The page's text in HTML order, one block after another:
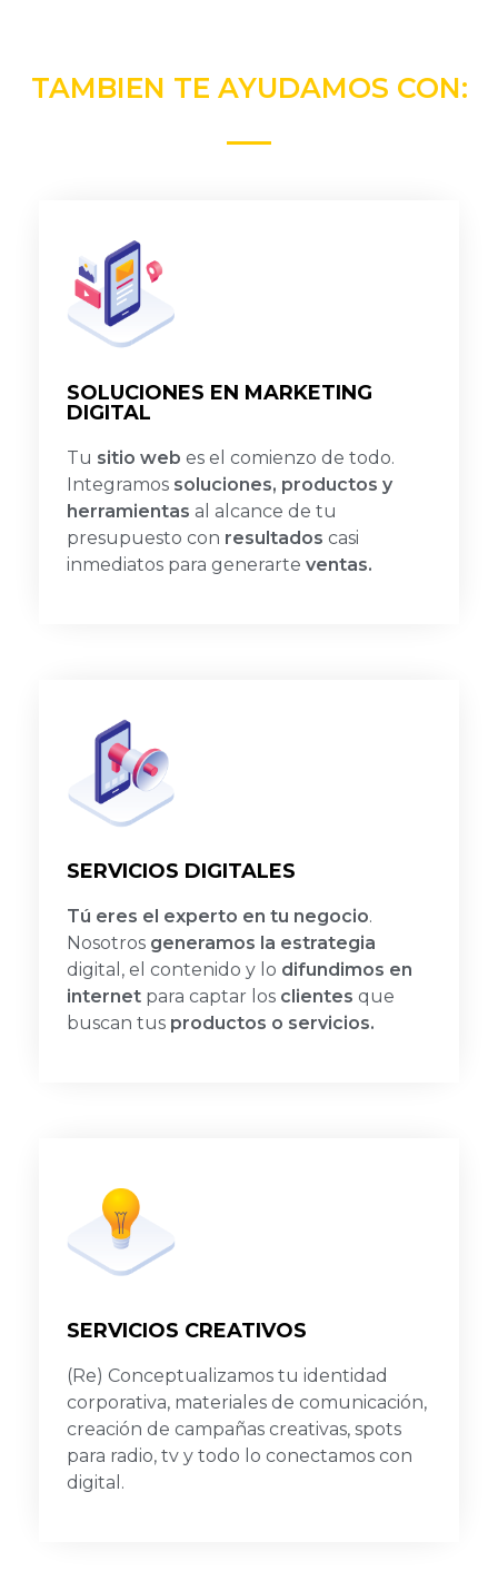
TAMBIEN TE AYUDAMOS CON:
SOLUCIONES EN MARKETING
DIGITAL
Tu sitio web es el comienzo de todo.
Integramos soluciones, productos y
herramientas al alcance de tu
presupuesto con resultados casi
inmediatos para generarte ventas.
SERVICIOS DIGITALES
Tú eres el experto en tu negocio.
Nosotros generamos la estrategia
digital, el contenido y lo difundimos en
internet para captar los clientes que
buscan tus productos o servicios.
SERVICIOS CREATIVOS
(Re) Conceptualizamos tu identidad
corporativa, materiales de comunicación,
creación de campañas creativas, spots
para radio, tv y todo lo conectamos con
digital.